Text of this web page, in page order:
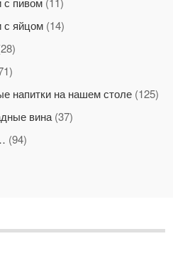
с яйцом(14)
напитки на нашем столе(125)
вина(37)
(94)